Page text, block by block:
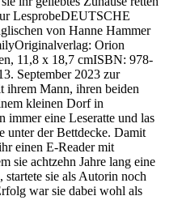
LesprobeDEUTSCHE
von Hanne Hammer
Orion
11,8 x 18,7 cmISBN: 978-
September 2023 zur
Mann, ihren beiden
kleinen Dorf in
immer eine Leseratte und las
unter der Bettdecke. Damit
einen E-Reader mit
sie achtzehn Jahre lang eine
sie als Autorin noch
war sie dabei wohl als